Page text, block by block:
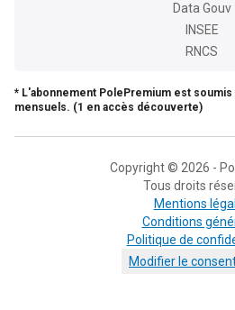
Data Gouv
INSEE
RNCS
* L'abonnement PolePremium est soumis
mensuels. (1 en accès découverte)
Copyright © 2026 -
Tous droits
Mentions
Conditions
Politique de
Modifier le